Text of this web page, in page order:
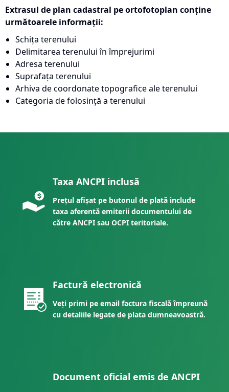
Extrasul de plan cadastral pe ortofotoplan conține
următoarele informații:
Schița terenului
Delimitarea terenului în împrejurimi
Adresa terenului
Suprafața terenului
Arhiva de coordonate topografice ale terenului
Categoria de folosință a terenului
Taxa ANCPI inclusă
Prețul afișat pe butonul de plată include
taxa aferentă emiterii documentului de
către ANCPI sau OCPI teritoriale.
Factură electronică
Veți primi pe email factura fiscală împreună
cu detaliile legate de plata dumneavoastră.
Document oficial emis de ANCPI